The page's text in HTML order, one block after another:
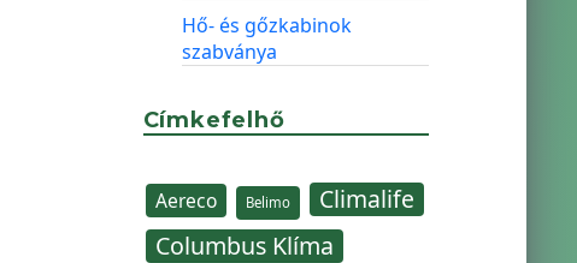
Hő- és gőzkabinok
szabványa
Címkefelhő
Aereco Belimo
Climalife
Columbus Klíma